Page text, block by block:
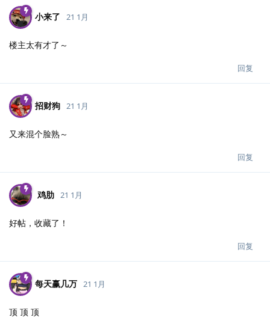
小来了 21 1月
楼主太有才了～
回复
招财狗 21 1月
又来混个脸熟～
回复
鸡肋 21 1月
好帖，收藏了！
回复
每天赢几万 21 1月
顶 顶 顶